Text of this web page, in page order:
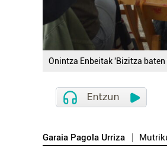
Onintza Enbeitak 'Bizitza
Garaia Pagola Urriza